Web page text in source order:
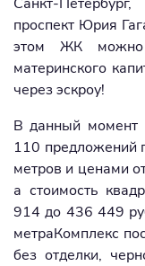
проспект Юрия
этом ЖК можно
материнского
через эскроу!
В данный
110 предложений
метров и ценами
а стоимость
914 до 436 449
метраКомплекс
без отделки,